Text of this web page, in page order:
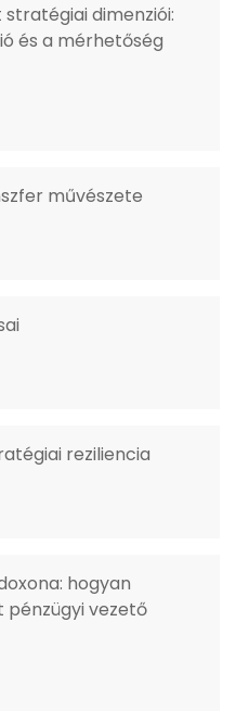
dimenziói:
és a mérhetőség
művészete
reziliencia
hogyan
pénzügyi vezető